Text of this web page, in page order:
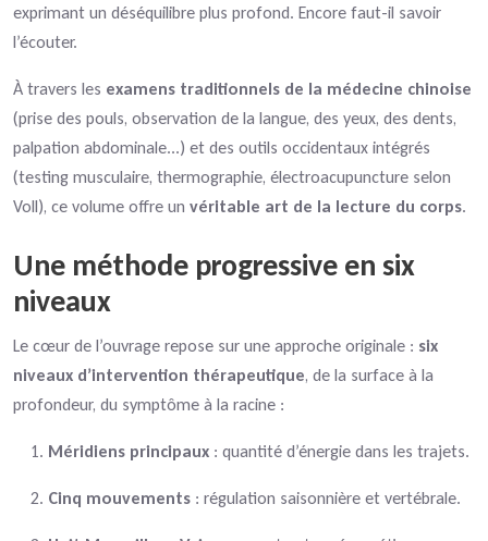
exprimant un déséquilibre plus profond. Encore faut-il savoir
l’écouter.
À travers les examens traditionnels de la médecine chinoise
(prise des pouls, observation de la langue, des yeux, des dents,
palpation abdominale...) et des outils occidentaux intégrés
(testing musculaire, thermographie, électroacupuncture selon
Voll), ce volume offre un véritable art de la lecture du corps.
Une méthode progressive en six
niveaux
Le cœur de l’ouvrage repose sur une approche originale : six
niveaux d’intervention thérapeutique, de la surface à la
profondeur, du symptôme à la racine :
Méridiens principaux : quantité d’énergie dans les trajets.
Cinq mouvements : régulation saisonnière et vertébrale.